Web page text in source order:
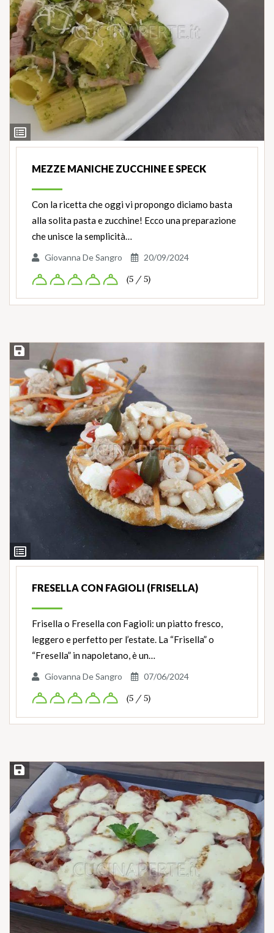
Ingredienti
MEZZE MANICHE ZUCCHINE E SPECK
Con la ricetta che oggi vi propongo diciamo basta
alla solita pasta e zucchine! Ecco una preparazione
che unisce la semplicità…
Giovanna De Sangro 20/09/2024
(5 / 5)
Ingredienti
Salva ricetta
FRESELLA CON FAGIOLI (FRISELLA)
Frisella o Fresella con Fagioli: un piatto fresco,
leggero e perfetto per l’estate. La “Frisella” o
“Fresella” in napoletano, è un…
Giovanna De Sangro 07/06/2024
(5 / 5)
Salva ricetta